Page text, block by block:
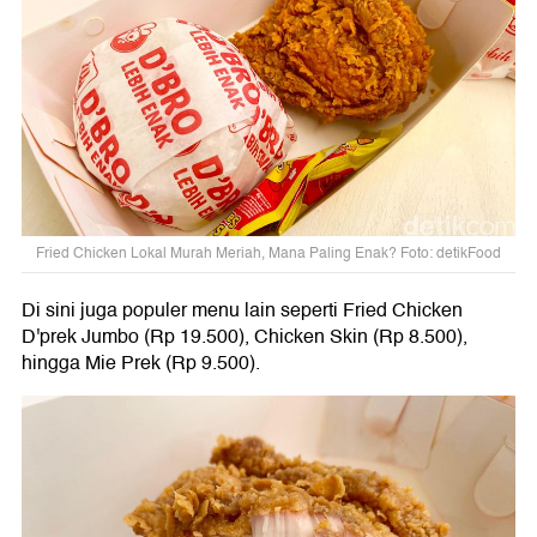
Fried Chicken Lokal Murah Meriah, Mana Paling Enak? Foto: detikFood
Di sini juga populer menu lain seperti Fried Chicken
D'prek Jumbo (Rp 19.500), Chicken Skin (Rp 8.500),
hingga Mie Prek (Rp 9.500).